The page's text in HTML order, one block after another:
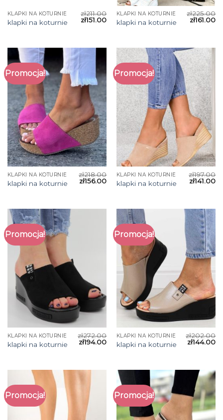
KLAPKI NA KOTURNIE
klapki na koturnie
zł211.00
zł151.00
KLAPKI NA KOTURNIE
klapki na koturnie
zł225.00
zł161.00
Promocja!
KLAPKI NA KOTURNIE
klapki na koturnie
zł218.00
zł156.00
Promocja!
KLAPKI NA KOTURNIE
klapki na koturnie
zł197.00
zł141.00
Promocja!
KLAPKI NA KOTURNIE
klapki na koturnie
zł272.00
zł194.00
Promocja!
KLAPKI NA KOTURNIE
klapki na koturnie
zł202.00
zł144.00
Promocja! Promocja!